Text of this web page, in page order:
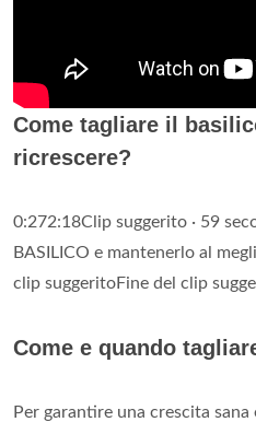
Come tagliare il
ricrescere?
0:272:18Clip suggerito · 59
BASILICO e mantenerlo al
clip suggeritoFine del clip
Come e quando
Per garantire una crescita